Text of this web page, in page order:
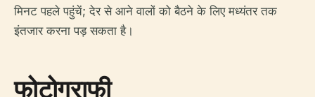
मिनट पहले पहुंचें; देर से आने वालों को बैठने के लिए मध्यंतर तक
इंतजार करना पड़ सकता है।
फोटोग्राफी